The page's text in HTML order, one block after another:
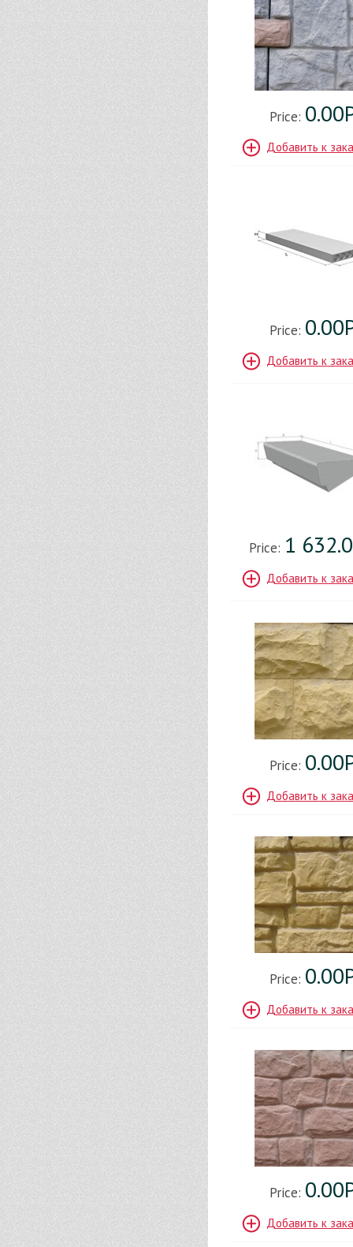
Price:
Добавить к
Price:
Добавить к
Price: 1
Добавить к
Price:
Добавить к
Price:
Добавить к
Price:
Добавить к